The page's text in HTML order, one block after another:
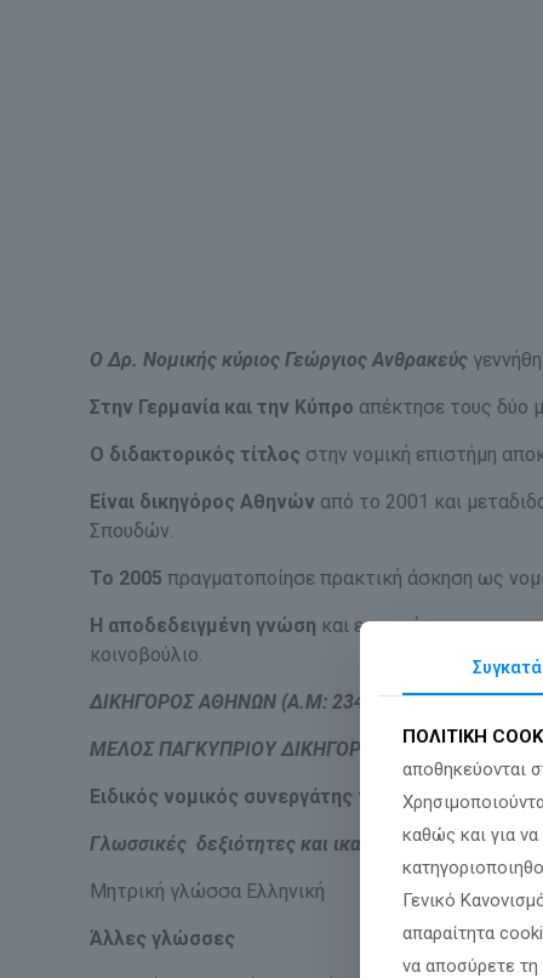
Ο Δρ. Νομικής κύριος Γεώργιος Ανθρακεύς
Στην Γερμανία και την Κύπρο απέκτησε τους δύο
Ο διδακτορικός τίτλος στην νομική επιστήμη
Είναι δικηγόρος Αθηνών από το 2001 και
Σπουδών.
Το 2005 πραγματοποίησε πρακτική άσκηση ως
Η αποδεδειγμένη γνώση και εμπειρία μου στο
κοινοβούλιο.
ΔΙΚΗΓΟΡΟΣ ΑΘΗΝΩΝ (Α.Μ: 23453),
ΜΕΛΟΣ ΠΑΓΚΥΠΡΙΟΥ ΔΙΚΗΓΟΡΙΚΟΥ ΣΥΛΛΟΓΟΥ ΩΣ
Ειδικός νομικός συνεργάτης για ζητήματα
Γλωσσικές δεξιότητες και ικανότητες
Μητρική γλώσσα Ελληνική
Άλλες γλώσσες
ΠΟΛΙΤΙΚΗ
αποθηκεύονται
καθώς και για
Γενικό
απαραίτητα
να αποσύρετε